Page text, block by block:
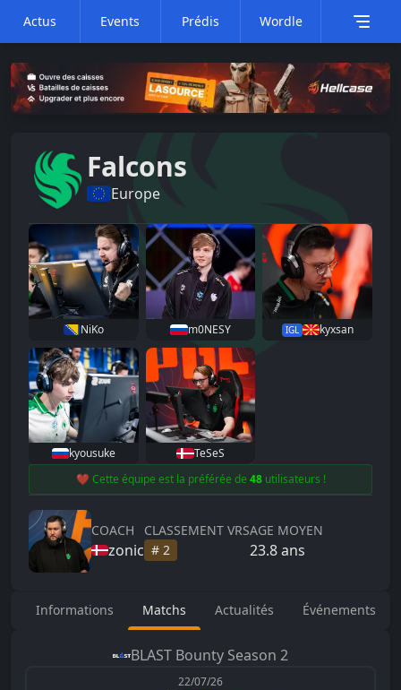
Actus Events Prédis Wordle
Falcons
Europe
NiKo m0NESY IGL kyxsan
kyousuke
TeSeS
❤️ Cette équipe est la préférée de 48 utilisateurs !
COACH
zonic
CLASSEMENT VRS
#2
AGE MOYEN
23.8ans
Informations Matchs Actualités Événements
BLAST Bounty Season 2
22/07/26